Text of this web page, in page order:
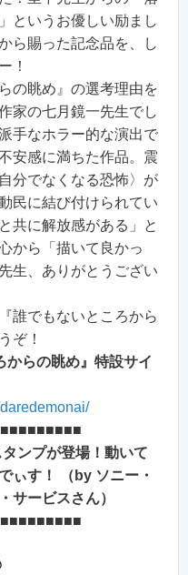
というお優しい励まし
ら賜った記念品を、し
！
の眺め』の選考理由を
家の七月鏡一先生でし
手なホラー的な演出で
安感に満ちた作品。震
分でなくなる恐怖〉が
民に結び付けられてい
共に解放感がある」と
から「描いて良かっ
生、ありがとうござい
誰でもないところから
ぞ！
からの眺め』特設サイ
ンプが登場！動いて
ぃす！ （by ソニー・
サービスさん）